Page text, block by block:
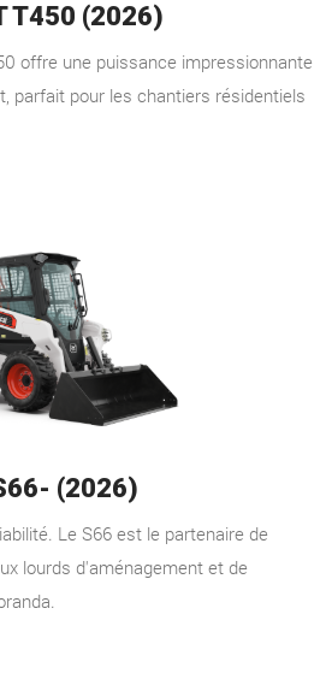
T450 (2026)
offre une puissance impressionnante
parfait pour les chantiers résidentiels
(2026)
Le S66 est le partenaire de
lourds d'aménagement et de